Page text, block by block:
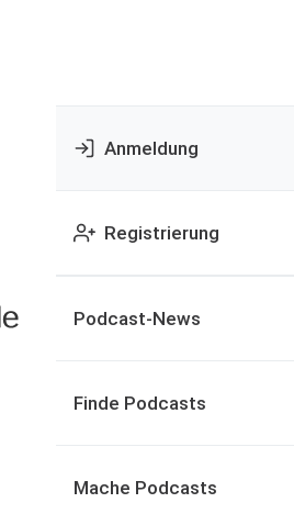
Anmeldung
Registrierung
Podcast-News
Finde Podcasts
Mache Podcasts